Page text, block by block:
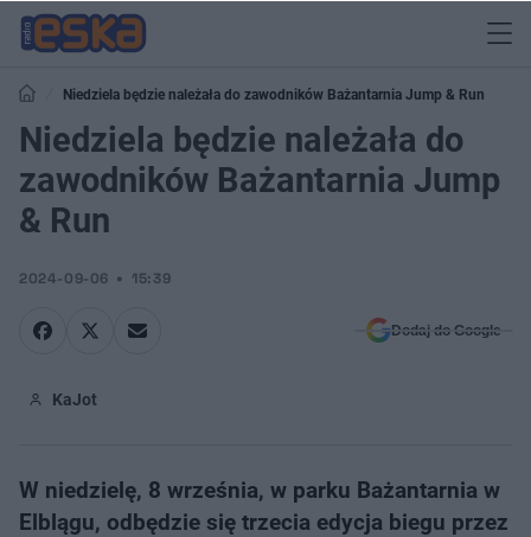
Niedziela będzie należała do zawodników Bażantarnia Jump & Run
Niedziela będzie należała do
zawodników Bażantarnia Jump
& Run
2024-09-06 15:39
Dodaj do Google
KaJot
W niedzielę, 8 września, w parku Bażantarnia w
Elblągu, odbędzie się trzecia edycja biegu przez